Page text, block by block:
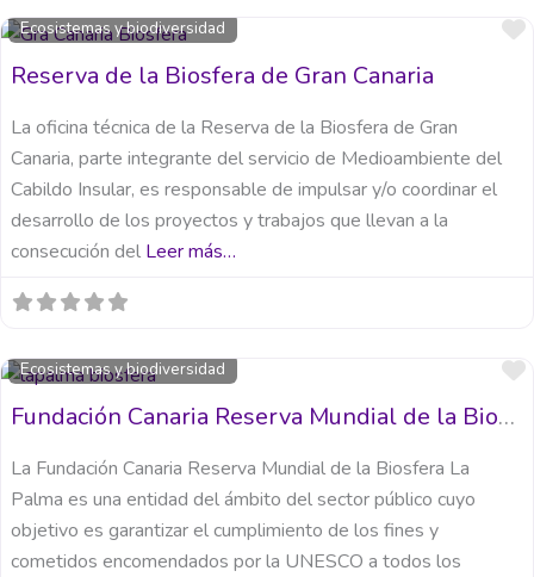
Ecosistemas y biodiversidad
Reserva de la Biosfera de Gran Canaria
La oficina técnica de la Reserva de la Biosfera de Gran
Canaria, parte integrante del servicio de Medioambiente del
Cabildo Insular, es responsable de impulsar y/o coordinar el
desarrollo de los proyectos y trabajos que llevan a la
consecución del Leer más…
Ecosistemas y biodiversidad
Fundación Canaria Reserva Mundial de la Biosfera La Palma
La Fundación Canaria Reserva Mundial de la Biosfera La
Palma es una entidad del ámbito del sector público cuyo
objetivo es garantizar el cumplimiento de los fines y
cometidos encomendados por la UNESCO a todos los